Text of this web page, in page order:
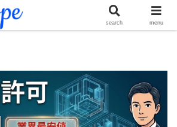
ラム
羽生市で建設業許可が取れる！行
search menu